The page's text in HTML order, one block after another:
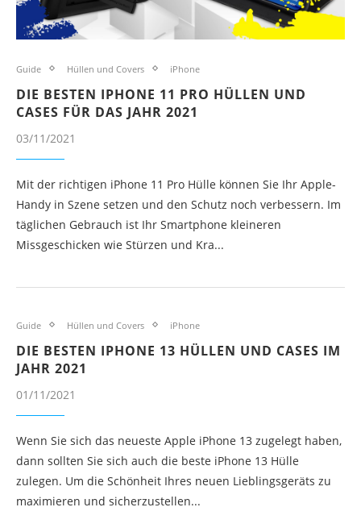
Guide Hüllen und Covers iPhone
DIE BESTEN IPHONE 11 PRO HÜLLEN UND
CASES FÜR DAS JAHR 2021
03/11/2021
Mit der richtigen iPhone 11 Pro Hülle können Sie Ihr Apple-
Handy in Szene setzen und den Schutz noch verbessern. Im
täglichen Gebrauch ist Ihr Smartphone kleineren
Missgeschicken wie Stürzen und Kra...
Guide Hüllen und Covers iPhone
DIE BESTEN IPHONE 13 HÜLLEN UND CASES IM
JAHR 2021
01/11/2021
Wenn Sie sich das neueste Apple iPhone 13 zugelegt haben,
dann sollten Sie sich auch die beste iPhone 13 Hülle
zulegen. Um die Schönheit Ihres neuen Lieblingsgeräts zu
maximieren und sicherzustellen...